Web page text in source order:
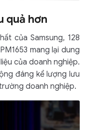
quả hơn
của Samsung, 128
mang lại dung
của doanh nghiệp.
đáng kể lượng lưu
doanh nghiệp.